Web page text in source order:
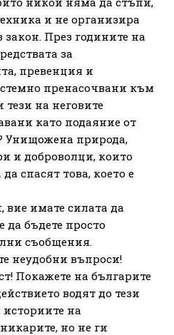
и не организира
закон. През годините на
за
превенция и
пренасочвани към
на неговите
като подаяние от
Унищожена природа,
и доброволци, които
спасят това, което е
имате силата да
да бъдете просто
съобщения.
неудобни въпроси!
Покажете на българите
водят до тези
историите на
но не ги